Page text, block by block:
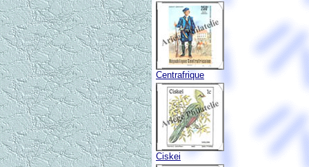
Centrafrique
Ciskei